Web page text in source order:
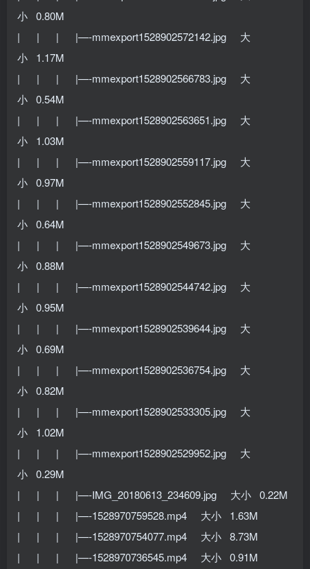
小 0.80M
| | | |—-mmexport1528902572142.jpg 大
小 1.17M
| | | |—-mmexport1528902566783.jpg 大
小 0.54M
| | | |—-mmexport1528902563651.jpg 大
小 1.03M
| | | |—-mmexport1528902559117.jpg 大
小 0.97M
| | | |—-mmexport1528902552845.jpg 大
小 0.64M
| | | |—-mmexport1528902549673.jpg 大
小 0.88M
| | | |—-mmexport1528902544742.jpg 大
小 0.95M
| | | |—-mmexport1528902539644.jpg 大
小 0.69M
| | | |—-mmexport1528902536754.jpg 大
小 0.82M
| | | |—-mmexport1528902533305.jpg 大
小 1.02M
| | | |—-mmexport1528902529952.jpg 大
小 0.29M
| | | |—-IMG_20180613_234609.jpg 大小 0.22M
| | | |—-1528970759528.mp4 大小 1.63M
| | | |—-1528970754077.mp4 大小 8.73M
| | | |—-1528970736545.mp4 大小 0.91M